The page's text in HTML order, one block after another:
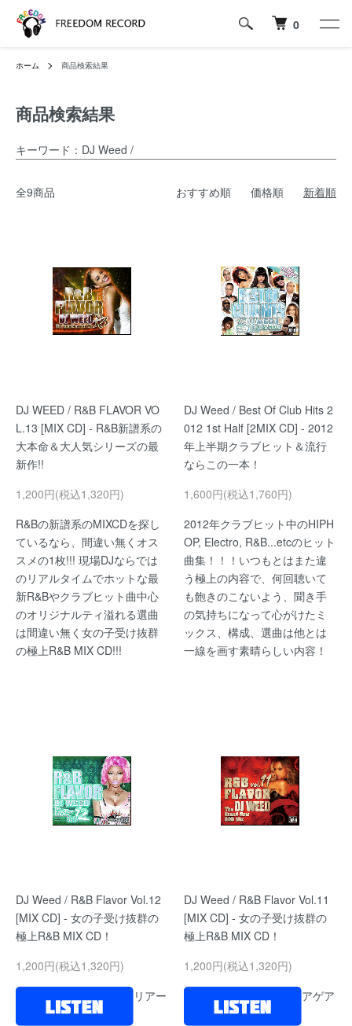
0
ホーム 商品検索結果
商品検索結果
キーワード：DJ Weed /
全9商品 おすすめ順 価格順 新着順
DJ WEED / R&B FLAVOR VO
L.13 [MIX CD] - R&B新譜系の
大本命＆大人気シリーズの最
新作!!
1,200円(税込1,320円)
R&Bの新譜系のMIXCDを探し
ているなら、間違い無くオス
スメの1枚!!! 現場DJならでは
のリアルタイムでホットな最
新R&Bやクラブヒット曲中心
のオリジナルティ溢れる選曲
は間違い無く女の子受け抜群
の極上R&B MIX CD!!!
DJ Weed / Best Of Club Hits 2
012 1st Half [2MIX CD] - 2012
年上半期クラブヒット＆流行
ならこの一本！
1,600円(税込1,760円)
2012年クラブヒット中のHIPH
OP, Electro, R&B...etcのヒット
曲集！！！いつもとはまた違
う極上の内容で、何回聴いて
も飽きのこないよう、聞き手
の気持ちになって心がけたミ
ックス、構成、選曲は他とは
一線を画す素晴らしい内容！
DJ Weed / R&B Flavor Vol.12
[MIX CD] - 女の子受け抜群の
極上R&B MIX CD！
1,200円(税込1,320円)
リアー
DJ Weed / R&B Flavor Vol.11
[MIX CD] - 女の子受け抜群の
極上R&B MIX CD！
1,200円(税込1,320円)
アゲア